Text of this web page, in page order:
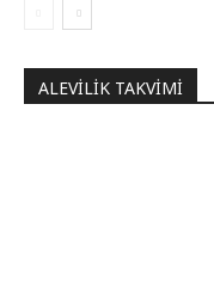
ALEVILIK TAKVIMI